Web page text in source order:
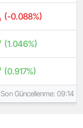
(-0.088%)
(1.046%)
(0.917%)
Son Güncellenme: 09:14